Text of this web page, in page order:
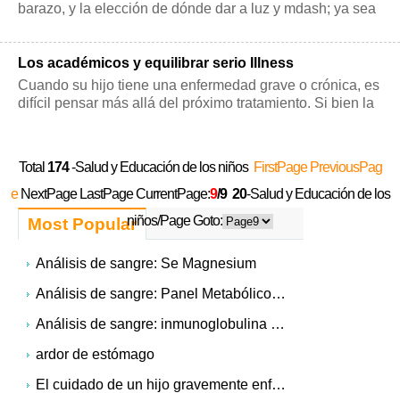
barazo, y la elección de dónde dar a luz y mdash; ya sea
Los académicos y equilibrar serio Illness
Cuando su hijo tiene una enfermedad grave o crónica, es
difícil pensar más allá del próximo tratamiento. Si bien la
Total 174-Salud y Educación de los niños FirstPage PreviousPag
eNextPage LastPage CurrentPage:9/9 20-Salud y Educación de los
niños/Page Goto:
Most Popular
Análisis de sangre: Se Magnesium
Análisis de sangre: Panel Metabólico Completo (CMP)
Análisis de sangre: inmunoglobulina E (IgE)
ardor de estómago
En un momento u otro, muchos adultos han tenido (una
El cuidado de un hijo gravemente enfermo